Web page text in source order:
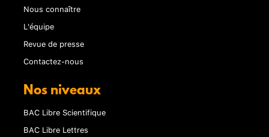
Nous connaître
L'équipe
Revue de presse
Contactez-nous
Nos niveaux
BAC Libre Scientifique
BAC Libre Lettres